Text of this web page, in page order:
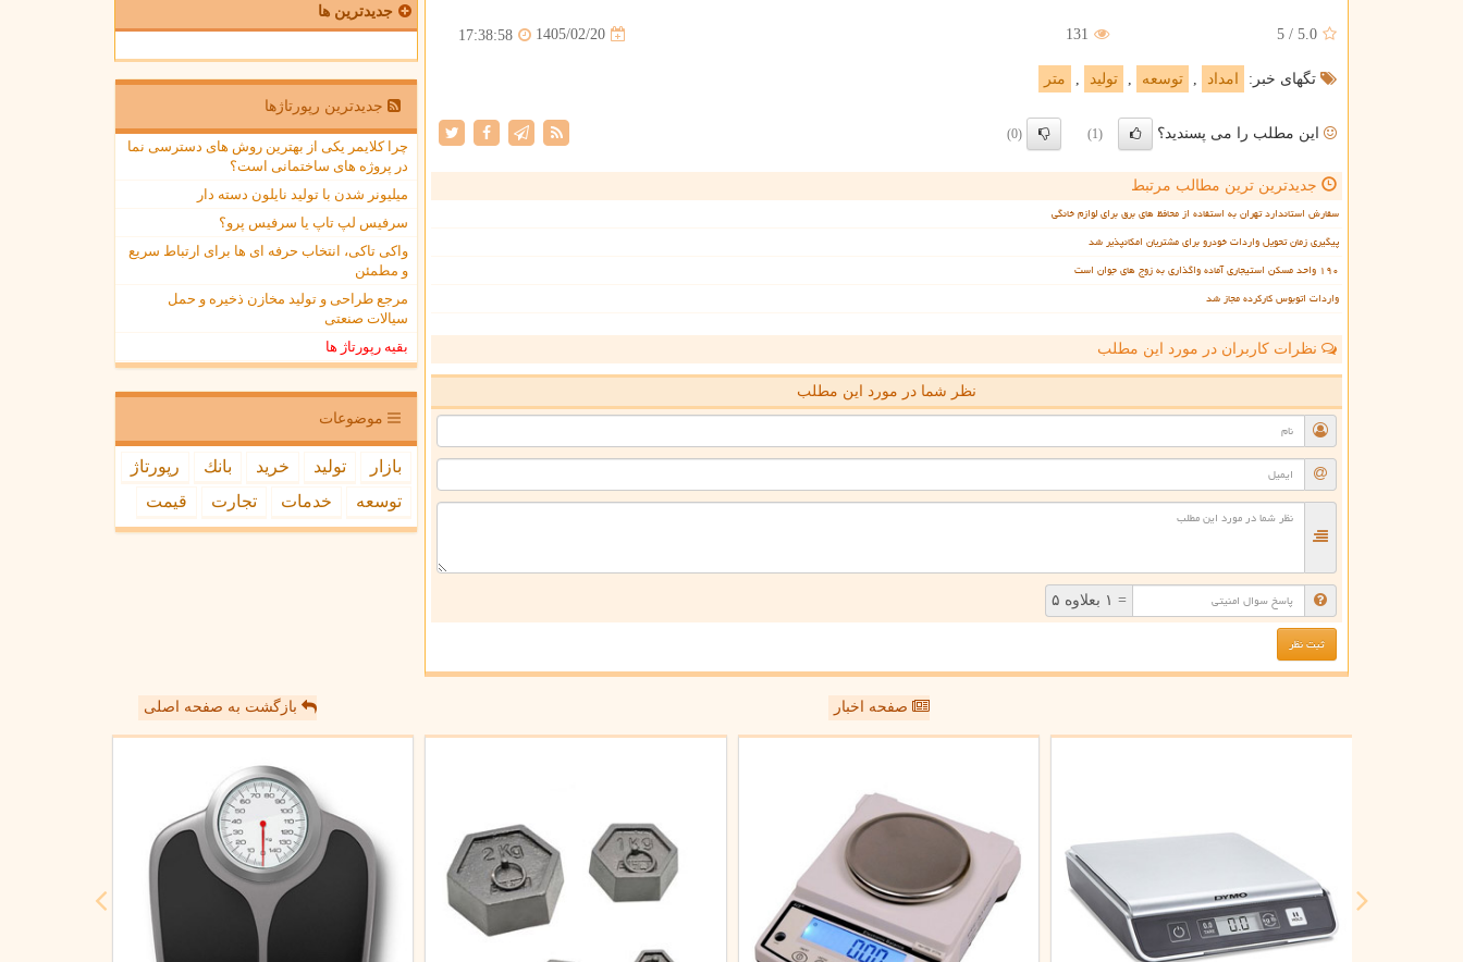
5.0
/
5
131
1405/02/20
17:38:58
تگهای خبر: امداد توسعه تولید متر
این مطلب را می پسندید؟ (1)
(0)
جدیدترین ترین مطالب مرتبط
سفارش استاندارد تهران به استفاده از محافظ های برق برای لوازم خانگی
پیگیری زمان تحویل واردات خودرو برای مشتریان امکانپذیر شد
۱۹۰ واحد مسکن استیجاری آماده واگذاری به زوج های جوان است
واردات اتوبوس کارکرده مجاز شد
نظرات کاربران در مورد این مطلب
نظر شما در مورد این مطلب
= ۱ بعلاوه ۵
جدیدترین ها
جدیدترین رپورتاژها
چرا کلایمر یکی از بهترین روش های دسترسی نما
در پروژه های ساختمانی است؟
میلیونر شدن با تولید نایلون دسته دار
سرفیس لپ تاپ یا سرفیس پرو؟
واکی تاکی، انتخاب حرفه ای ها برای ارتباط سریع
و مطمئن
مرجع طراحی و تولید مخازن ذخیره و حمل
سیالات صنعتی
بقیه رپورتاژ ها
موضوعات
بازار تولید خرید بانك
رپورتاژ
توسعه
خدمات تجارت قیمت
صفحه اخبار بازگشت به صفحه اصلی